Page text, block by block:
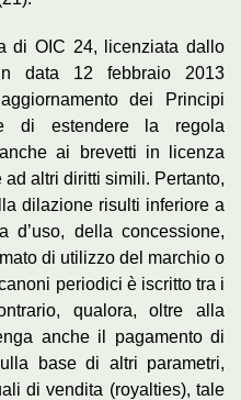
di OIC 24, licenziata dallo
data 12 febbraio 2013
dei Principi
di estendere la regola
ai brevetti in licenza
altri diritti simili. Pertanto,
dilazione risulti inferiore a
d’uso, della concessione,
di utilizzo del marchio o
periodici è iscritto tra i
qualora, oltre alla
anche il pagamento di
base di altri parametri,
di vendita (royalties), tale